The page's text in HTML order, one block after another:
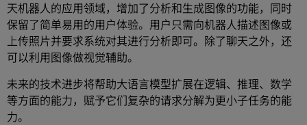
天机器人的应用领域，增加了分析和生成图像的功能，同时
保留了简单易用的用户体验。用户只需向机器人描述图像或
上传照片并要求系统对其进行分析即可。除了聊天之外，还
可以利用图像做视觉辅助。
未来的技术进步将帮助大语言模型扩展在逻辑、推理、数学
等方面的能力，赋予它们复杂的请求分解为更小子任务的能
力。